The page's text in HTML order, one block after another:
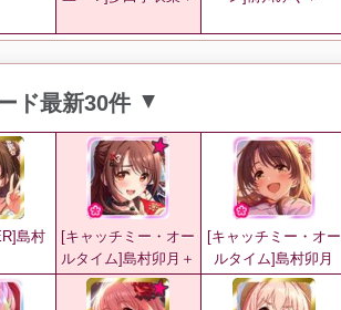
ド最新30件 ▲
島村
[キャッチミー・オー
ルタイム]島村卯月＋
[キャッチミー・オー
ルタイム]島村卯月